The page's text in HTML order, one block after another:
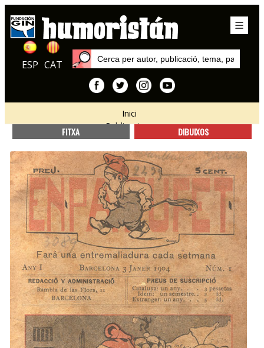
ESP CAT
Inici
Publicacions
FITXA DIBUIXOS